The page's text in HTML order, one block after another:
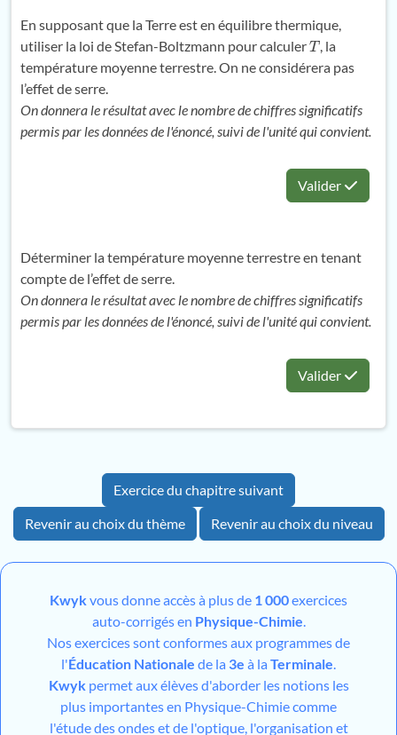
En supposant que la Terre est en équilibre thermique,
utiliser la loi de Stefan-Boltzmann pour calculerT , la
température moyenne terrestre. On ne considérera pas
l’effet de serre.
On donnera le résultat avec le nombre de chiffres significatifs
permis par les données de l'énoncé, suivi de l'unité qui convient.
Valider
Déterminer la température moyenne terrestre en tenant
compte de l’effet de serre.
On donnera le résultat avec le nombre de chiffres significatifs
permis par les données de l'énoncé, suivi de l'unité qui convient.
Valider
Exercice du chapitre suivant
Revenir au choix du thème
Revenir au choix du niveau
Kwykvous donne accès à plus de 1 000exercices
auto-corrigés en Physique-Chimie.
Nos exercices sont conformes aux programmes de
l'Éducation Nationale de la 3e à la Terminale.
Kwykpermet aux élèves d'aborder les notions les
plus importantes en Physique-Chimie comme
l'étude des ondes et de l'optique, l'organisation et